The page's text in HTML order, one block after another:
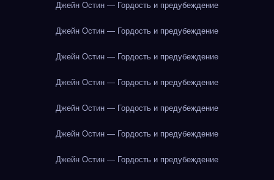
Джейн Остин — Гордость и предубеждение
Джейн Остин — Гордость и предубеждение
Джейн Остин — Гордость и предубеждение
Джейн Остин — Гордость и предубеждение
Джейн Остин — Гордость и предубеждение
Джейн Остин — Гордость и предубеждение
Джейн Остин — Гордость и предубеждение